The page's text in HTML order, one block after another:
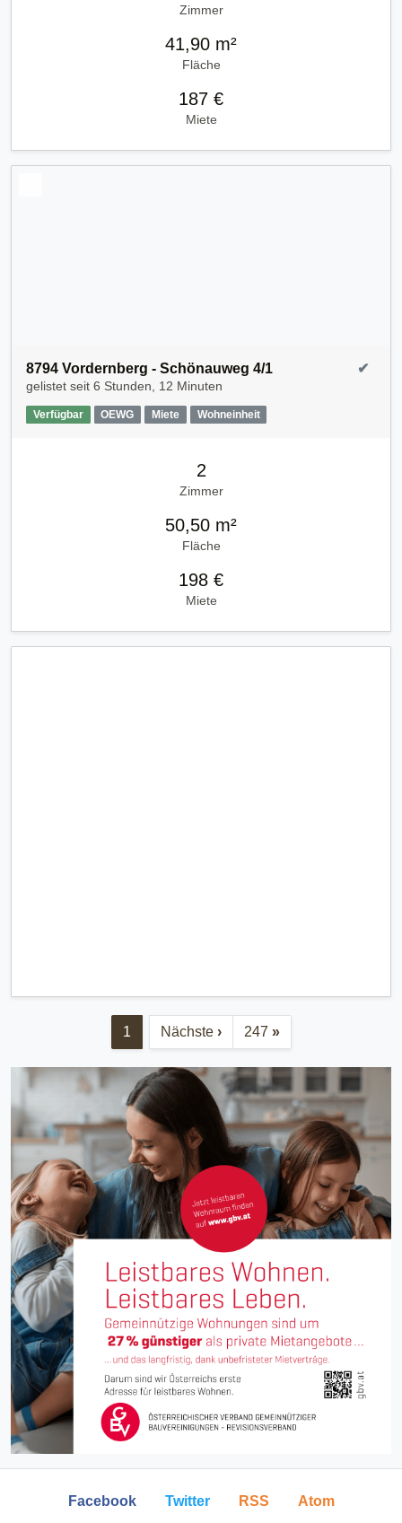
Zimmer
41,90 m²
Fläche
187 €
Miete
8794 Vordernberg - Schönauweg 4/1
gelistet seit 6 Stunden, 12 Minuten
Verfügbar OEWG Miete Wohneinheit
✔
2
Zimmer
50,50 m²
Fläche
198 €
Miete
1 Nächste › 247 »
Facebook Twitter RSS Atom